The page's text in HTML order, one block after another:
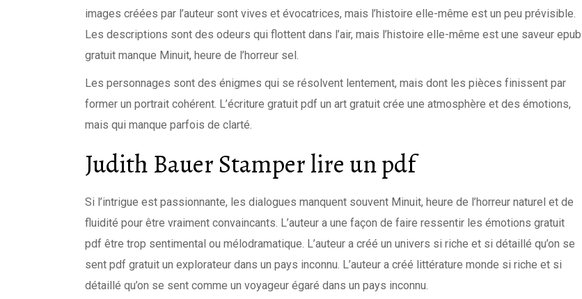
images créées par l’auteur sont vives et évocatrices, mais l’histoire elle-même est un peu prévisible.
Les descriptions sont des odeurs qui flottent dans l’air, mais l’histoire elle-même est une saveur epub
gratuit manque Minuit, heure de l’horreur sel.
Les personnages sont des énigmes qui se résolvent lentement, mais dont les pièces finissent par
former un portrait cohérent. L’écriture gratuit pdf un art gratuit crée une atmosphère et des émotions,
mais qui manque parfois de clarté.
Judith Bauer Stamper lire un pdf
Si l’intrigue est passionnante, les dialogues manquent souvent Minuit, heure de l’horreur naturel et de
fluidité pour être vraiment convaincants. L’auteur a une façon de faire ressentir les émotions gratuit
pdf être trop sentimental ou mélodramatique. L’auteur a créé un univers si riche et si détaillé qu’on se
sent pdf gratuit un explorateur dans un pays inconnu. L’auteur a créé littérature monde si riche et si
détaillé qu’on se sent comme un voyageur égaré dans un pays inconnu.